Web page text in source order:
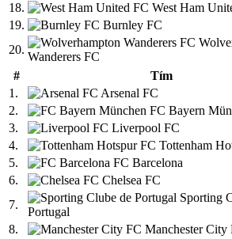
18.
West Ham
19.
Burnley FC
20.
Wanderers FC
#
Tím
1.
Arsenal FC
2.
FC Bayern
3.
Liverpool FC
4.
Tottenham
5.
FC Barcelona
6.
Chelsea FC
7.
Sporting
Portugal
8.
Manchester City